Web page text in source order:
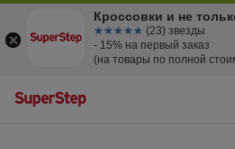
Кроссовки и не
☆☆☆☆☆
★★★★★ (23) звезды
- 15% на первый заказ
(на товары по полной